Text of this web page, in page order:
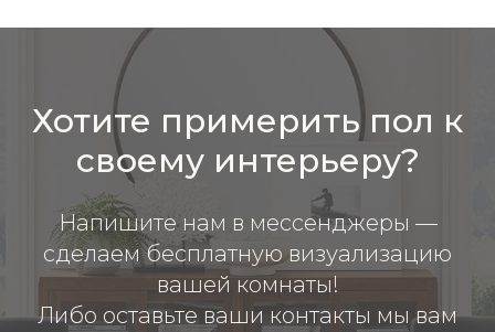
Хотите примерить пол к
своему интерьеру?
Напишите нам в мессенджеры —
сделаем бесплатную визуализацию
вашей комнаты!
Либо оставьте ваши контакты мы вам